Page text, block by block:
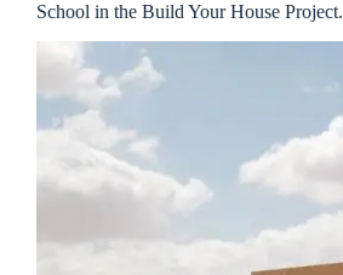
School in the Build Your House Project.